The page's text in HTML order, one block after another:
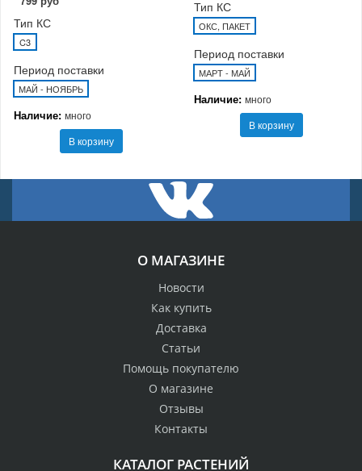
Тип КС
C3
Период поставки
МАЙ - НОЯБРЬ
Наличие: много
В корзину
Тип КС
ОКС, ПАКЕТ
Период поставки
МАРТ - МАЙ
Наличие: много
В корзину
О МАГАЗИНЕ
Новости
Как купить
Доставка
Статьи
Помощь покупателю
О магазине
Отзывы
Контакты
КАТАЛОГ РАСТЕНИЙ